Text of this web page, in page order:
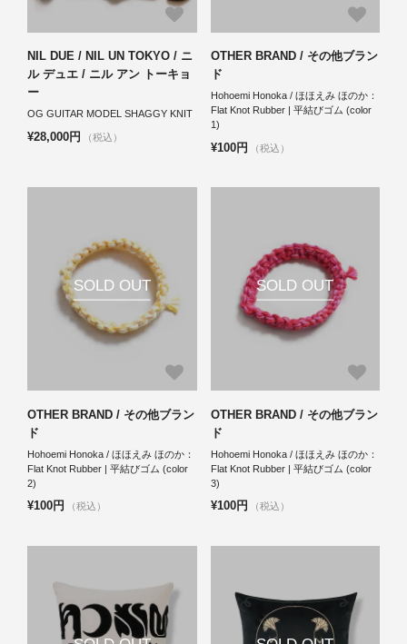
NIL DUE / NIL UN TOKYO / ニ
ル デュエ / ニル アン トーキョ
ー
OG GUITAR MODEL SHAGGY KNIT
¥28,000円 （税込）
OTHER BRAND / その他ブラン
ド
Hohoemi Honoka / ほほえみ ほのか：
Flat Knot Rubber | 平結びゴム (color
1)
¥100円 （税込）
SOLD OUT
OTHER BRAND / その他ブラン
ド
Hohoemi Honoka / ほほえみ ほのか：
Flat Knot Rubber | 平結びゴム (color
2)
¥100円 （税込）
SOLD OUT
OTHER BRAND / その他ブラン
ド
Hohoemi Honoka / ほほえみ ほのか：
Flat Knot Rubber | 平結びゴム (color
3)
¥100円 （税込）